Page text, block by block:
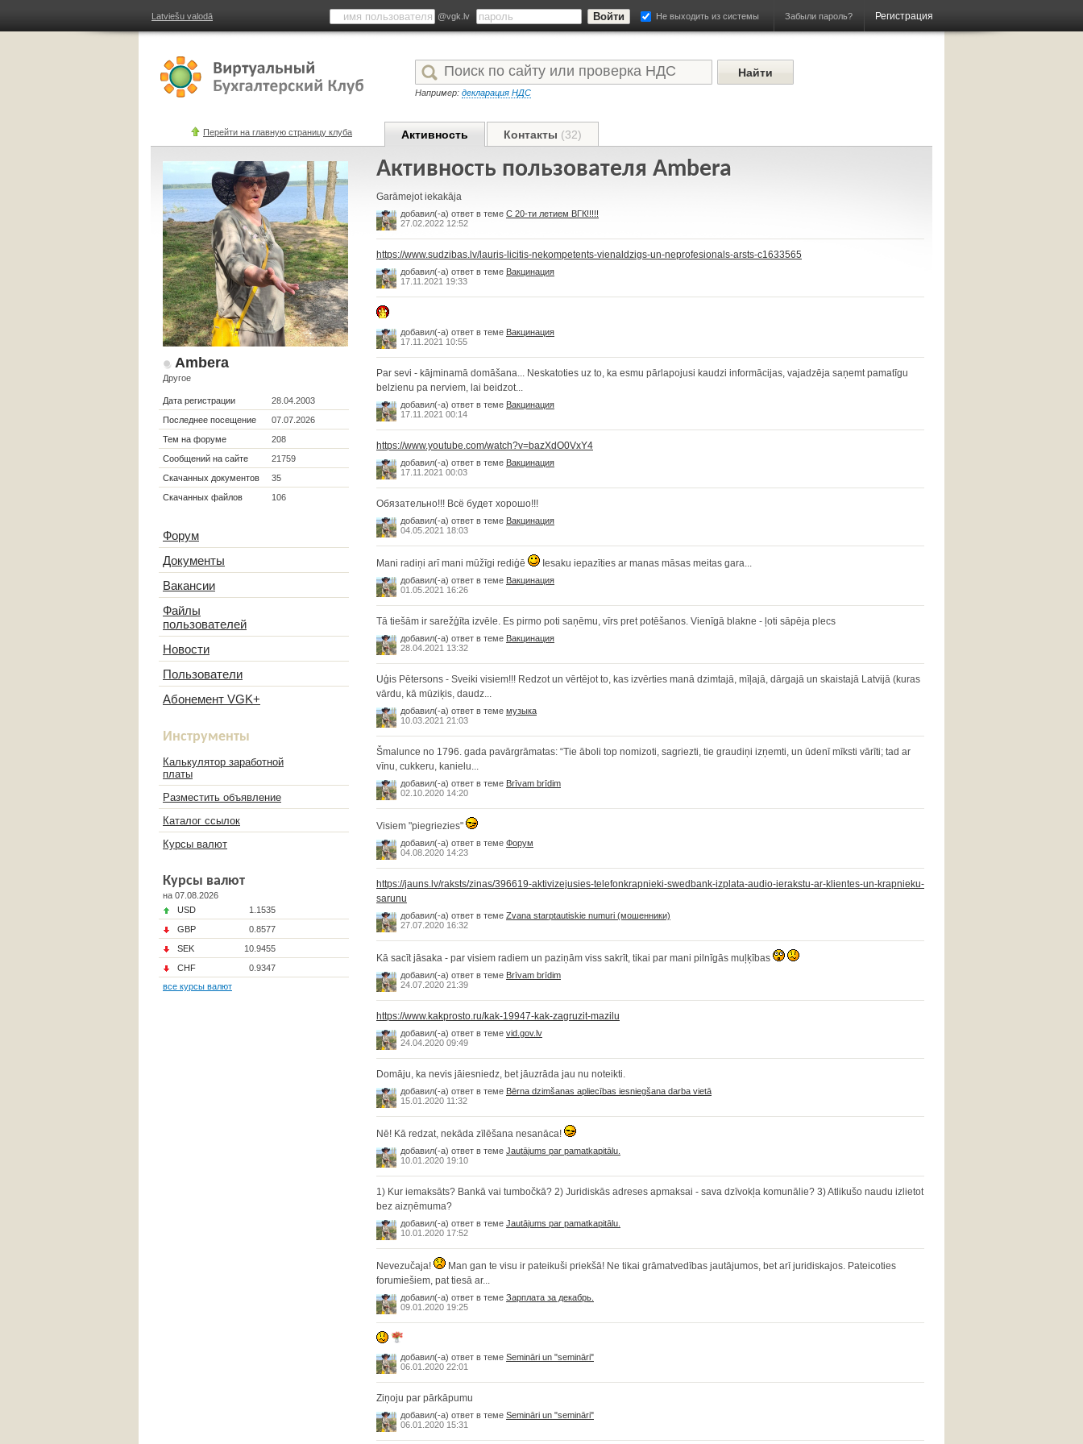
Latviešu valodā Забыли пароль? Регистрация
@vgk.lv Не выходить из системы
Например: декларация НДС
Перейти на главную страницу клуба Активность Контакты (32)
Ambera
Другое
Дата регистрации
28.04.2003
Последнее посещение
07.07.2026
Тем на форуме
208
Сообщений на сайте
21759
Скачанных документов
35
Скачанных файлов
106
Форум
Документы
Вакансии
Файлы
пользователей
Новости
Пользователи
Абонемент VGK+
Инструменты
Калькулятор заработной
платы
Разместить объявление
Каталог ссылок
Курсы валют
Курсы валют
на 07.08.2026
USD
1.1535
GBP
0.8577
SEK
10.9455
CHF
0.9347
все курсы валют
Активность пользователя Ambera
Garāmejot iekakāja
добавил(-а) ответ в теме С 20-ти летием ВГК!!!!!
27.02.2022 12:52
https://www.sudzibas.lv/lauris-licitis-nekompetents-vienaldzigs-un-neprofesionals-arsts-c1633565
добавил(-а) ответ в теме Вакцинация
17.11.2021 19:33
добавил(-а) ответ в теме Вакцинация
17.11.2021 10:55
Par sevi - kājminamā domāšana... Neskatoties uz to, ka esmu pārlapojusi kaudzi informācijas, vajadzēja saņemt pamatīgu
belzienu pa nerviem, lai beidzot...
добавил(-а) ответ в теме Вакцинация
17.11.2021 00:14
https://www.youtube.com/watch?v=bazXdO0VxY4
добавил(-а) ответ в теме Вакцинация
17.11.2021 00:03
Обязательно!!! Всё будет хорошо!!!
добавил(-а) ответ в теме Вакцинация
04.05.2021 18:03
Mani radiņi arī mani mūžīgi rediģē Iesaku iepazīties ar manas māsas meitas gara...
добавил(-а) ответ в теме Вакцинация
01.05.2021 16:26
Tā tiešām ir sarežģīta izvēle. Es pirmo poti saņēmu, vīrs pret potēšanos. Vienīgā blakne - ļoti sāpēja plecs
добавил(-а) ответ в теме Вакцинация
28.04.2021 13:32
Uģis Pētersons - Sveiki visiem!!! Redzot un vērtējot to, kas izvērties manā dzimtajā, mīļajā, dārgajā un skaistajā Latvijā (kuras
vārdu, kā mūziķis, daudz...
добавил(-а) ответ в теме музыка
10.03.2021 21:03
Šmalunce no 1796. gada pavārgrāmatas: “Tie āboli top nomizoti, sagriezti, tie graudiņi izņemti, un ūdenī mīksti vārīti; tad ar
vīnu, cukkeru, kanielu...
добавил(-а) ответ в теме Brīvam brīdim
02.10.2020 14:20
Visiem "piegriezies"
добавил(-а) ответ в теме Форум
04.08.2020 14:23
https://jauns.lv/raksts/zinas/396619-aktivizejusies-telefonkrapnieki-swedbank-izplata-audio-ierakstu-ar-klientes-un-krapnieku-
sarunu
добавил(-а) ответ в теме Zvana starptautiskie numuri (мошенники)
27.07.2020 16:32
Kā sacīt jāsaka - par visiem radiem un paziņām viss sakrīt, tikai par mani pilnīgās muļķības
добавил(-а) ответ в теме Brīvam brīdim
24.07.2020 21:39
https://www.kakprosto.ru/kak-19947-kak-zagruzit-mazilu
добавил(-а) ответ в теме vid.gov.lv
24.04.2020 09:49
Domāju, ka nevis jāiesniedz, bet jāuzrāda jau nu noteikti.
добавил(-а) ответ в теме Bērna dzimšanas apliecības iesniegšana darba vietā
15.01.2020 11:32
Nē! Kā redzat, nekāda zīlēšana nesanāca!
добавил(-а) ответ в теме Jautājums par pamatkapitālu.
10.01.2020 19:10
1) Kur iemaksāts? Bankā vai tumbočkā? 2) Juridiskās adreses apmaksai - sava dzīvokļa komunālie? 3) Atlikušo naudu izlietot
bez aizņēmuma?
добавил(-а) ответ в теме Jautājums par pamatkapitālu.
10.01.2020 17:52
Nevezučaja!
Man gan te visu ir pateikuši priekšā! Ne tikai grāmatvedības jautājumos, bet arī juridiskajos. Pateicoties
forumiešiem, pat tiesā ar...
добавил(-а) ответ в теме Зарплата за декабрь.
09.01.2020 19:25
добавил(-а) ответ в теме Semināri un "semināri"
06.01.2020 22:01
Ziņoju par pārkāpumu
добавил(-а) ответ в теме Semināri un "semināri"
06.01.2020 15:31